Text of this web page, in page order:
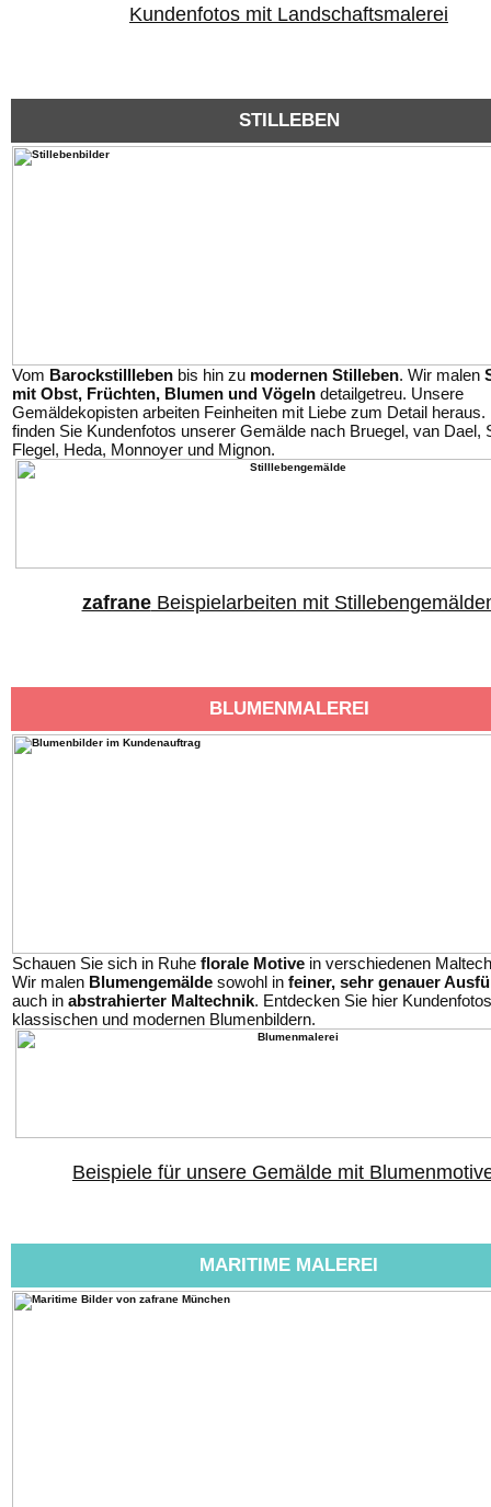
Kundenfotos mit Landschaftsmalerei
STILLEBEN
Vom Barockstillleben bis hin zu modernen Stilleben. Wir malen
mit Obst, Früchten, Blumen und Vögeln detailgetreu. Unsere
Gemäldekopisten arbeiten Feinheiten mit Liebe zum Detail heraus.
finden Sie Kundenfotos unserer Gemälde nach Bruegel, van Dael,
Flegel, Heda, Monnoyer und Mignon.
zafraneBeispielarbeiten mit
BLUMENMALEREI
Schauen Sie sich in Ruhe florale Motive in verschiedenen
Wir malen Blumengemälde sowohl in feiner, sehr genauer
auch in abstrahierter Maltechnik. Entdecken Sie hier
klassischen und modernen Blumenbildern.
Beispiele für unsere Gemälde mit
MARITIME MALEREI